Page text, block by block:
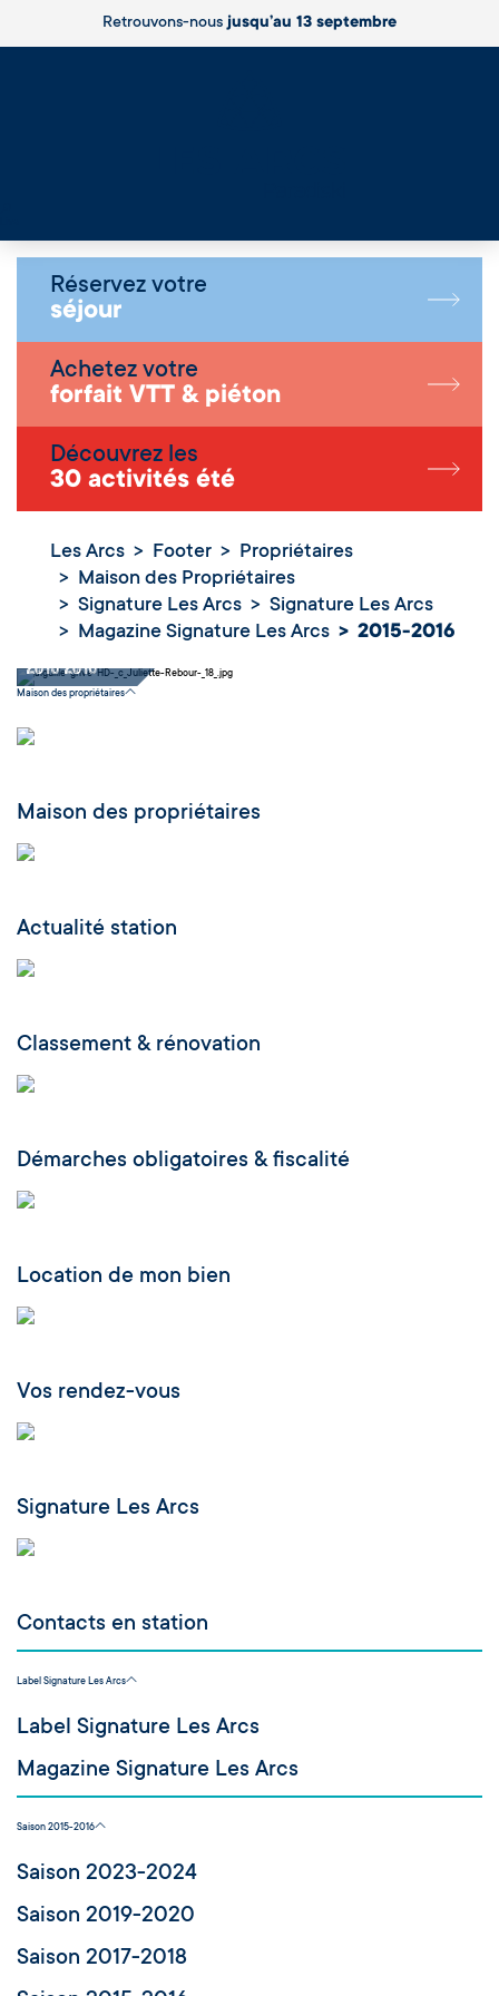
Retrouvons-nousjusqu’au 13 septembre
Réservez votre
séjour
Achetez votre
forfait VTT & piéton
Découvrez les
30 activités été
Les Arcs Footer
Propriétaires
Maison des Propriétaires
Signature Les Arcs
Signature Les Arcs
Magazine Signature Les Arcs
2015-2016
2015-2016
Maison des propriétaires
Maison des propriétaires
Actualité station
Classement & rénovation
Démarches obligatoires & fiscalité
Location de mon bien
Vos rendez-vous
Signature Les Arcs
Contacts en station
Label Signature Les Arcs
Label Signature Les Arcs
Magazine Signature Les Arcs
Saison 2015-2016
Saison 2023-2024
Saison 2019-2020
Saison 2017-2018